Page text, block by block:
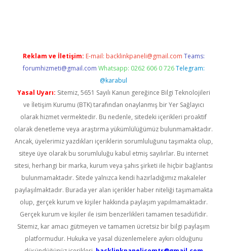
Reklam ve İletişim: E-mail: backlinkpaneli@gmail.com Teams:
forumhizmeti@gmail.com Whatsapp: 0262 606 0 726 Telegram:
@karabul
Yasal Uyarı: Sitemiz, 5651 Sayılı Kanun gereğince Bilgi Teknolojileri
ve İletişim Kurumu (BTK) tarafından onaylanmış bir Yer Sağlayıcı
olarak hizmet vermektedir. Bu nedenle, sitedeki içerikleri proaktif
olarak denetleme veya araştırma yükümlülüğümüz bulunmamaktadır.
Ancak, üyelerimiz yazdıkları içeriklerin sorumluluğunu taşımakta olup,
siteye üye olarak bu sorumluluğu kabul etmiş sayılırlar. Bu internet
sitesi, herhangi bir marka, kurum veya şahıs şirketi ile hiçbir bağlantısı
bulunmamaktadır. Sitede yalnızca kendi hazırladığımız makaleler
paylaşılmaktadır. Burada yer alan içerikler haber niteliği taşımamakta
olup, gerçek kurum ve kişiler hakkında paylaşım yapılmamaktadır.
Gerçek kurum ve kişiler ile isim benzerlikleri tamamen tesadüfidir.
Sitemiz, kar amacı gütmeyen ve tamamen ücretsiz bir bilgi paylaşım
platformudur. Hukuka ve yasal düzenlemelere aykırı olduğunu